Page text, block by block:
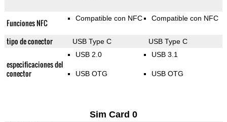
Funciones NFC Compatible con NFC Compatible con NFC
tipo de conector USB Type C USB Type C
especificaciones del
conector
USB 2.0
USB OTG
USB 3.1
USB OTG
Sim Card 0